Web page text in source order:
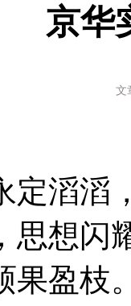
京华
文
定滔滔
思想闪
果盈枝